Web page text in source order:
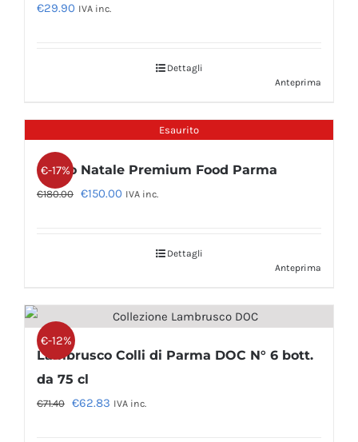
€29.90 IVA inc.
Dettagli
Anteprima
Esaurito
€-17%
Pacco Natale Premium Food Parma
€180.00 Il
€150.00 IlIVA inc.
Dettagli
Anteprima
€-12%
Lambrusco Colli di Parma DOC N° 6 bott.
da 75 cl
€71.40 Il
€62.83 IlIVA inc.